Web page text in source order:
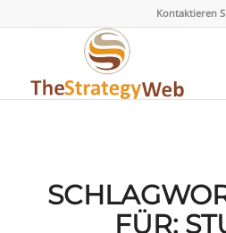
Kontaktieren
FÜR: